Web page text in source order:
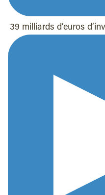
39 milliards d’euros